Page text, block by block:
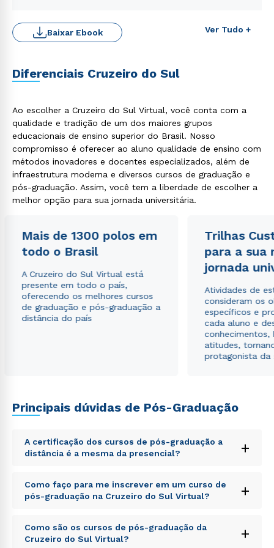
Ver Tudo +
Baixar Ebook
Diferenciais Cruzeiro do Sul
Ao escolher a Cruzeiro do Sul Virtual, você conta com a
qualidade e tradição de um dos maiores grupos
educacionais de ensino superior do Brasil. Nosso
compromisso é oferecer ao aluno qualidade de ensino com
métodos inovadores e docentes especializados, além de
infraestrutura moderna e diversos cursos de graduação e
pós-graduação. Assim, você tem a liberdade de escolher a
melhor opção para sua jornada universitária.
Mais de 1300 polos em
todo o Brasil
A Cruzeiro do Sul Virtual está
presente em todo o país,
oferecendo os melhores cursos
de graduação e pós-graduação a
distância do país
Trilhas
para a sua
jornada
Atividades de
consideram os
específicos e
cada aluno e
conhecimentos,
atitudes,
protagonista da
Principais dúvidas de Pós-Graduação
A certificação dos cursos de pós-graduação a
distância é a mesma da presencial?
+
Sed ut perspiciatis unde omnis iste natus error sit
voluptatem accusantium doloremque laudantium,
totam rem aperiam, eaque ipsa quae ab illo inventore
explicabo. Nemo enim ipsam voluptatem quia
voluptas sit aspernatur aut odit aut fugit, sed quia
Como faço para me inscrever em um curso de
pós-graduação na Cruzeiro do Sul Virtual?
+
Sed ut perspiciatis unde omnis iste natus error sit
voluptatem accusantium doloremque laudantium,
Como são os cursos de pós-graduação da
Cruzeiro do Sul Virtual?
+
Rápido e fácil
WhatsApp
ou
Estou de acordo com aPolítica de Privacidade.e
autorizo que meus dados sejam utilizados para o